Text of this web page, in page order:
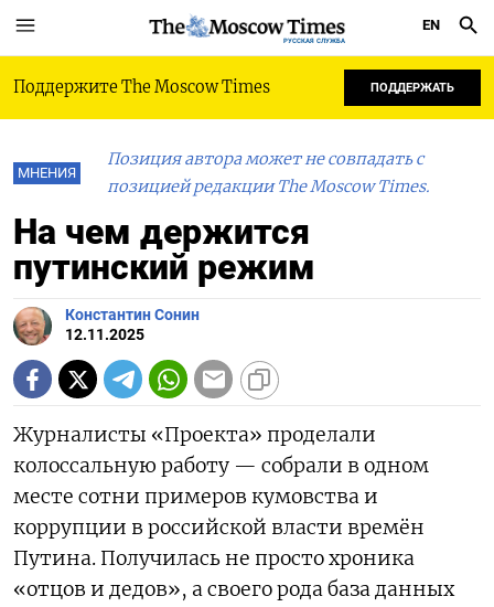
РУССКАЯ СЛУЖБА
EN
Поддержите The Moscow Times ПОДДЕРЖАТЬ
МНЕНИЯ
Позиция автора может не совпадать с
позицией редакции The Moscow Times.
На чем держится
путинский режим
Константин Сонин
12.11.2025
Журналисты «Проекта» проделали
колоссальную работу — собрали в одном
месте сотни примеров кумовства и
коррупции в российской власти времён
Путина. Получилась не просто хроника
«отцов и дедов», а своего рода база данных